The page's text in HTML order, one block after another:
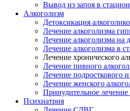
Вывод из запоя в
Алкоголизм
Детоксикация
Лечение алкоголизма
Лечение алкоголизма на
Лечение алкоголизма в
Лечение хронического
Лечение пивного
Лечение подросткового и
Лечение женского
Принудительное лечение
Психиатрия